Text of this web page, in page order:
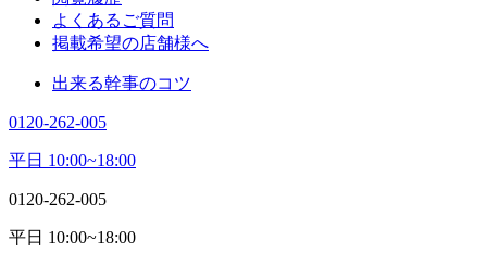
よくあるご質問
掲載希望の店舗様へ
出来る幹事のコツ
0120-262-005
平日 10:00~18:00
0120-262-005
平日 10:00~18:00